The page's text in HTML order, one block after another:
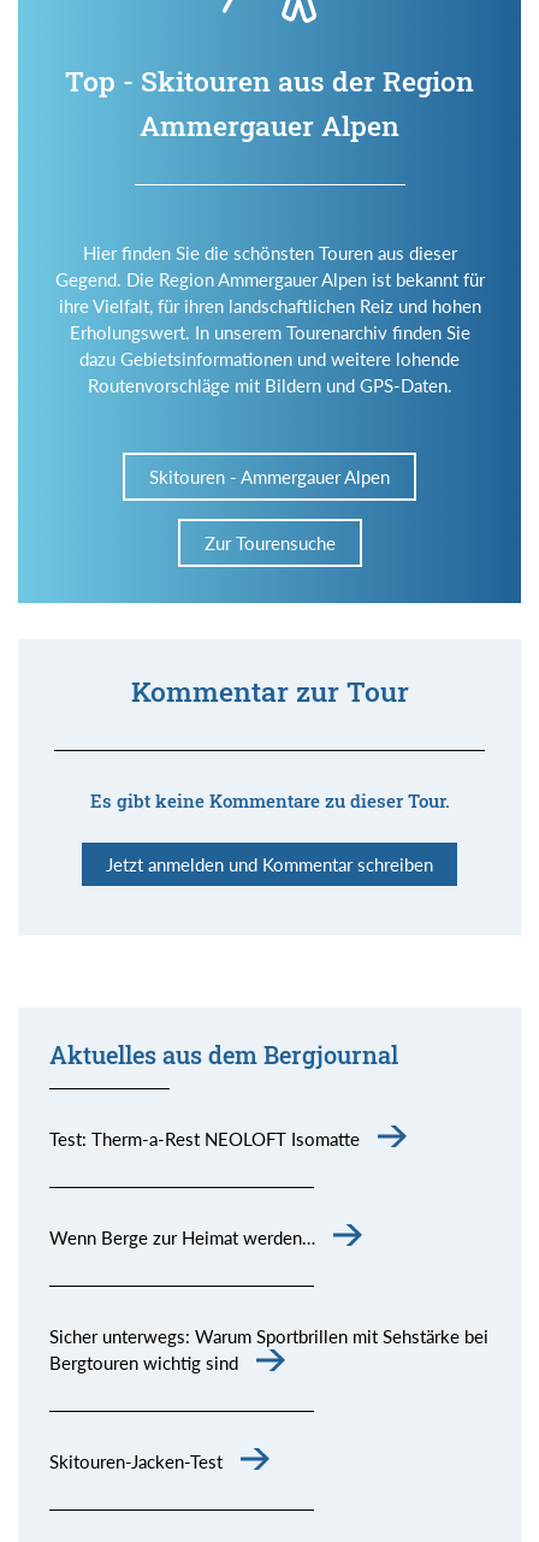
Top - Skitouren aus der Region
Ammergauer Alpen
Hier finden Sie die schönsten Touren aus dieser
Gegend. Die Region Ammergauer Alpen ist bekannt für
ihre Vielfalt, für ihren landschaftlichen Reiz und hohen
Erholungswert. In unserem Tourenarchiv finden Sie
dazu Gebietsinformationen und weitere lohende
Routenvorschläge mit Bildern und GPS-Daten.
Skitouren - Ammergauer Alpen
Zur Tourensuche
Kommentar zur Tour
Es gibt keine Kommentare zu dieser Tour.
Jetzt anmelden und Kommentar schreiben
Aktuelles aus dem Bergjournal
Test: Therm-a-Rest NEOLOFT Isomatte
Wenn Berge zur Heimat werden…
Sicher unterwegs: Warum Sportbrillen mit Sehstärke bei
Bergtouren wichtig sind
Skitouren-Jacken-Test